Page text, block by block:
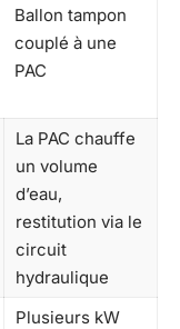
Ballon tampon
couplé à une
PAC
La PAC chauffe
un volume
d’eau,
restitution via le
circuit
hydraulique
Plusieurs kW